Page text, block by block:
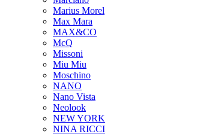
Marius Morel
Max Mara
MAX&CO
McQ
Missoni
Miu Miu
Moschino
NANO
Nano Vista
Neolook
NEW YORK
NINA RICCI